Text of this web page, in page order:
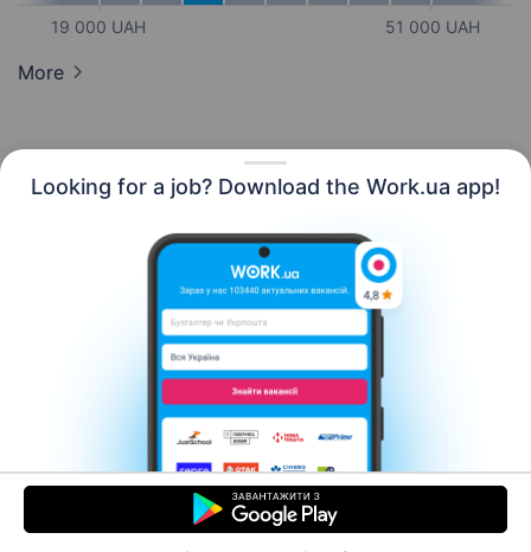
Looking for a job? Download the Work.ua app!
19 000 UAH 51 000 UAH
More
Contact us About us
Сareer
Help Terms of use